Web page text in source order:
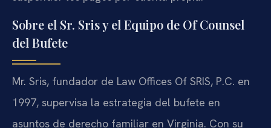
Sobre el Sr. Sris y el Equipo de Of Counsel
del Bufete
Mr. Sris, fundador de Law Offices Of SRIS, P.C. en
1997, supervisa la estrategia del bufete en
asuntos de derecho familiar en Virginia. Con su